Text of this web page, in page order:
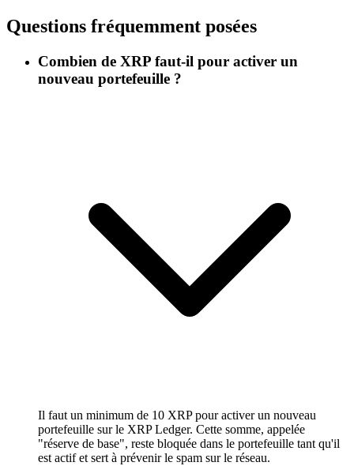
Questions fréquemment posées
Combien de XRP faut-il pour activer un
nouveau portefeuille ?
Il faut un minimum de 10 XRP pour activer un nouveau
portefeuille sur le XRP Ledger. Cette somme, appelée
"réserve de base", reste bloquée dans le portefeuille tant qu'il
est actif et sert à prévenir le spam sur le réseau.